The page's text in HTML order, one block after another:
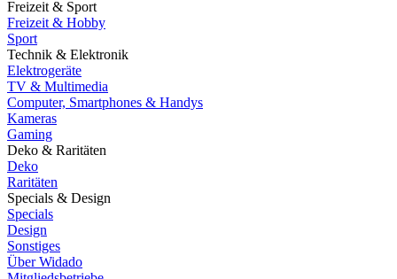
Freizeit & Sport
Freizeit & Hobby
Sport
Technik & Elektronik
Elektrogeräte
TV & Multimedia
Computer, Smartphones & Handys
Kameras
Gaming
Deko & Raritäten
Deko
Raritäten
Specials & Design
Specials
Design
Sonstiges
Über Widado